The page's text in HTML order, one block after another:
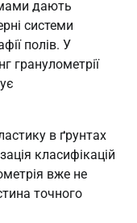
дають
системи
полів. У
гранулометрії
в ґрунтах
класифікацій
вже не
точного